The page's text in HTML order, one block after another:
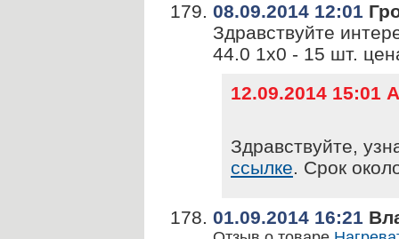
08.09.2014 12:01
Здравствуйте
44.0 1х0 - 15 шт.
12.09.2014 15:01
Здравствуйте,
ссылке. Срок
01.09.2014 16:21